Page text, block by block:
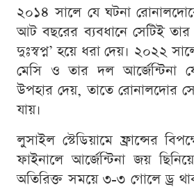
২০১৪ সালে যে ঘটনা
আট বছরের ব্যবধানে সেটিই
দুঃস্বপ্ন’ হয়ে ধরা দেয়। ২০২২
মেসি ও তার দল আর্জেন্টিনা
উপহার দেয়, তাতে রোনালদোর
যায়।
লুসাইল স্টেডিয়ামে ফ্রান্সের
ফাইনালে আর্জেন্টিনা জয়
অতিরিক্ত সময়ে ৩-৩ গোলে ড্র